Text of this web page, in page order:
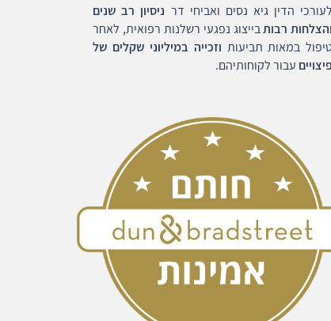
לעורכי הדין גיא נסים ואביחי דר ניסיון רב שנים
והצלחות רבותבייצוג נפגעי רשלנות רפואית, לאחר
במאות תביעות וזכייה במיליוני שקלים של
פיצויים עבור לקוחותיהם.